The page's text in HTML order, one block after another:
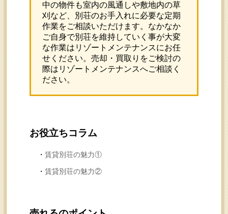
中の物件も室内の風通しや敷地内の草
刈など、別荘のお手入れに必要な定期
作業をご相談いただけます。なかなか
ご自身で別荘を維持していく事が大変
な作業はリゾートメンテナンスにお任
せください。売却・買取りをご検討の
際はリゾートメンテナンスへご相談く
ださい。
お役立ちコラム
賃貸別荘の魅力①
賃貸別荘の魅力②